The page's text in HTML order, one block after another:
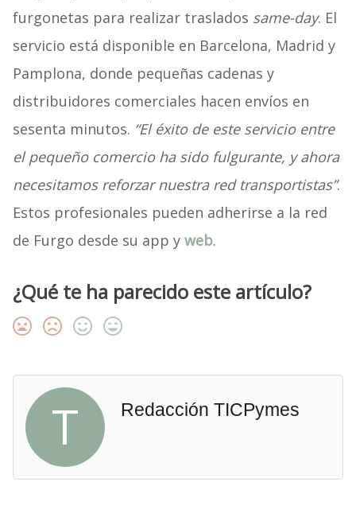
furgonetas para realizar traslados same-day. El
servicio está disponible en Barcelona, Madrid y
Pamplona, donde pequeñas cadenas y
distribuidores comerciales hacen envíos en
sesenta minutos. “El éxito de este servicio entre
el pequeño comercio ha sido fulgurante, y ahora
necesitamos reforzar nuestra red transportistas”.
Estos profesionales pueden adherirse a la red
de Furgo desde su app y web.
¿Qué te ha parecido este artículo?
T Redacción TICPymes